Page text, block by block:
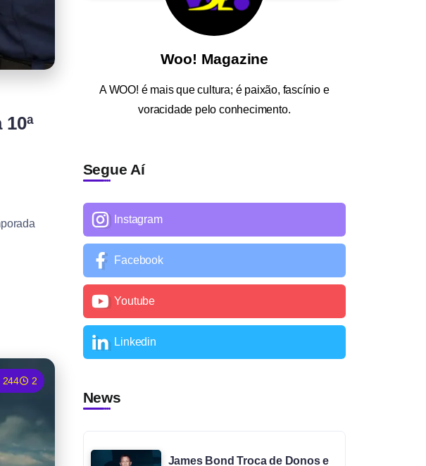
244 2
Woo! Magazine
AWOO! é mais que cultura; é paixão, fascínio e
voracidade pelo conhecimento.
Segue Aí
Instagram
Facebook
Youtube
Linkedin
News
James Bond Troca de Donos e